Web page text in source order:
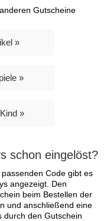
Gutscheine
»
»
»
schon eingelöst?
Code gibt es
angezeigt. Den
beim Bestellen der
und anschließend eine
durch den Gutschein